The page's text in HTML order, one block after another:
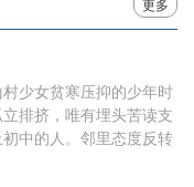
更多
少女贫寒压抑的少年时
排挤，唯有埋头苦读支
中的人。邻里态度反转